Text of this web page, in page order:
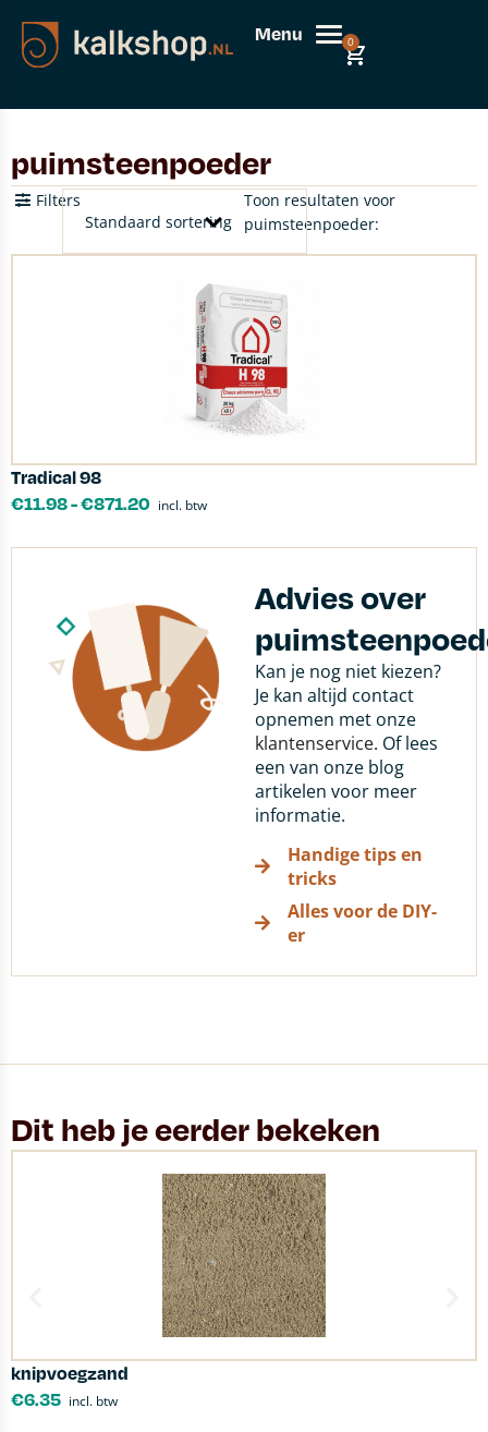
Menu 0
puimsteenpoeder
Toon resultaten voor
puimsteenpoeder:
Filters
Tradical 98
€11.98-€871.20 incl. btw
Advies over
Kan je nog niet kiezen?
Je kan altijd contact
opnemen met onze
klantenservice. Of lees
een van onze blog
artikelen voor meer
informatie.
Handige tips en
tricks
Alles voor de DIY-
er
Dit heb je eerder bekeken
knipvoegzand
€6.35 incl. btw